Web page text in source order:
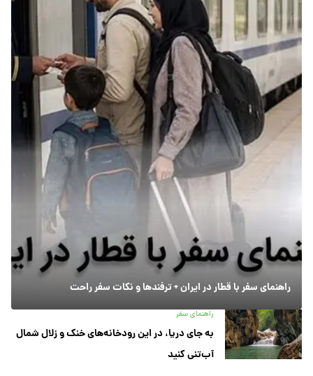
راهنمای سفر با قطار در ایران + ترفندها و نکات سفر راحت
راهنمای سفر
به جای دریا، در این رودخانه‌های خنک و زلال شمال
آب‌تنی کنید